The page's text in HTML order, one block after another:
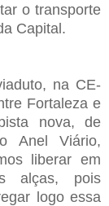
o transporte
Capital.
na CE-
Fortaleza e
nova, de
Anel Viário,
liberar em
alças, pois
logo essa